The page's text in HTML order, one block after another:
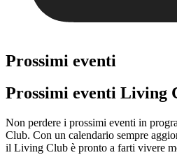
Prossimi eventi
Prossimi eventi Living
Non perdere i prossimi eventi in
Club. Con un calendario sempre
il Living Club è pronto a farti vivere